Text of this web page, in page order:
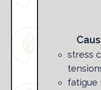
stress
fatigue